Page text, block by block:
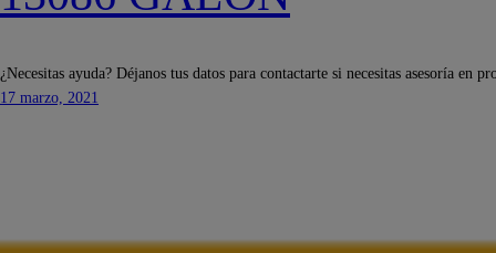
¿Necesitas ayuda? Déjanos tus datos para contactarte si necesitas asesoría en
17 marzo, 2021